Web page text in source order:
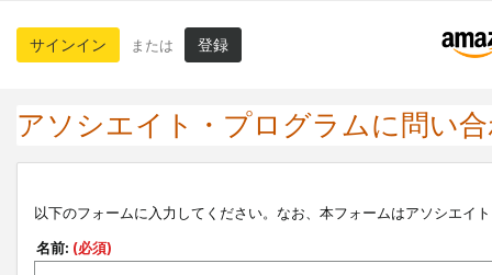
サインイン または 登録
アソシエイト・プログラムに問い
以下のフォームに入力してください。なお、本フォームはアソシエイ
名前: (必須)